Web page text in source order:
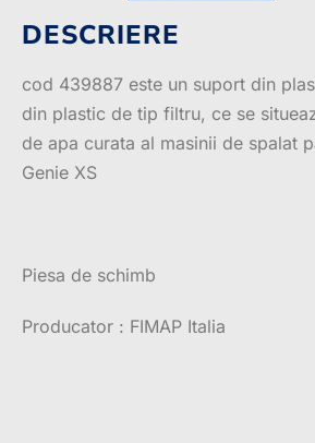
DESCRIERE
cod 439887 este un suport din
din plastic de tip filtru, ce se
de apa curata al masinii de spalat
Genie XS
Piesa de schimb
Producator : FIMAP Italia